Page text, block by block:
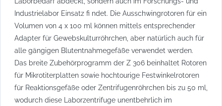
Industrielabor Einsatz fi ndet. Die Ausschwingrotoren für ein
Volumen von 4 x 100 ml können mittels entsprechender
Adapter für Gewebskulturröhrchen, aber natürlich auch für
alle gängigen Blutentnahmegefäße verwendet werden.
Das breite Zubehörprogramm der Z 306 beinhaltet Rotoren
für Mikrotiterplatten sowie hochtourige Festwinkelrotoren
für Reaktionsgefäße oder Zentrifugenröhrchen bis zu 50 ml,
wodurch diese Laborzentrifuge unentbehrlich im